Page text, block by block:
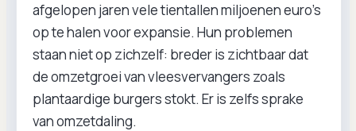
afgelopen jaren vele tientallen miljoenen euro’s
op te halen voor expansie. Hun problemen
staan niet op zichzelf: breder is zichtbaar dat
de omzetgroei van vleesvervangers zoals
plantaardige burgers stokt. Er is zelfs sprake
van omzetdaling.